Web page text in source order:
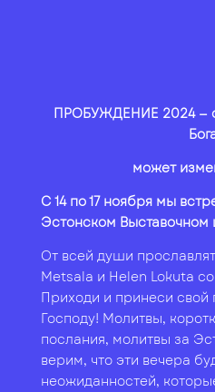
ПРОБУЖДЕНИЕ 2024 —
может
С 14 по 17 ноября мы
Эстонском Выставочном
От всей души
Metsala и Helen Lokuta
Приходи и принеси свой
Господу! Молитвы,
послания, молитвы за
верим, что эти вечера
неожиданностей,